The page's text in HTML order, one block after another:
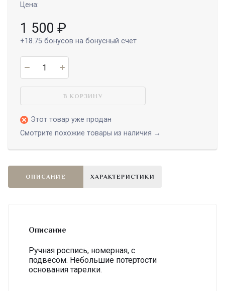
Цена:
1 500 ₽
+18.75 бонусов на бонусный счет
В КОРЗИНУ
Этот товар уже продан
Смотрите похожие товары из наличия →
ОПИСАНИЕ ХАРАКТЕРИСТИКИ
Описание
Ручная роспись, номерная, с
подвесом. Небольшие потертости
основания тарелки.